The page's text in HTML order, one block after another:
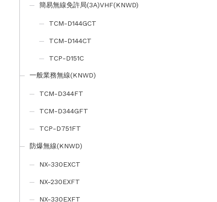
簡易無線免許局(3A)VHF(KNWD)
TCM-D144GCT
TCM-D144CT
TCP-D151C
一般業務無線(KNWD)
TCM-D344FT
TCM-D344GFT
TCP-D751FT
防爆無線(KNWD)
NX-330EXCT
NX-230EXFT
NX-330EXFT